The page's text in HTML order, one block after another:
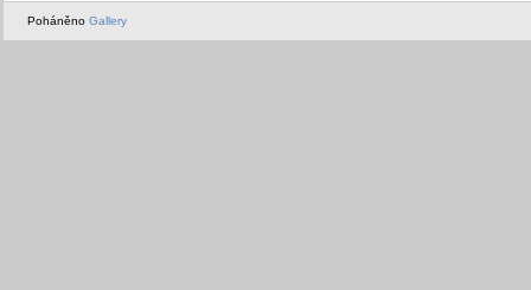
Poháněno Gallery